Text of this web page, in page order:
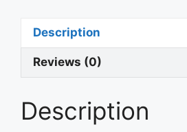
Description
Reviews (0)
Description